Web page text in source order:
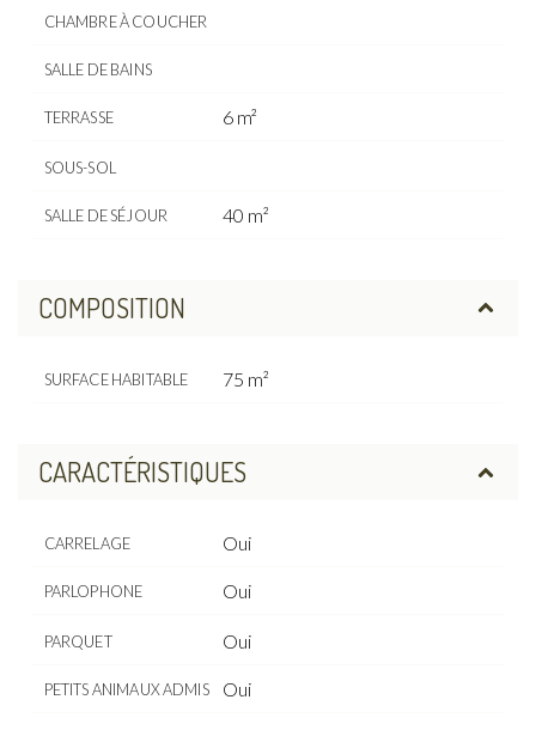
CHAMBRE À COUCHER
SALLE DE BAINS
TERRASSE 6 m²
SOUS-SOL
SALLE DE SÉJOUR 40 m²
COMPOSITION
SURFACE HABITABLE 75 m²
CARACTÉRISTIQUES
CARRELAGE Oui
PARLOPHONE Oui
PARQUET Oui
PETITS ANIMAUX ADMIS Oui